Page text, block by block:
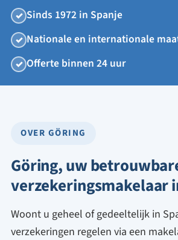
✓ Sinds 1972 in Spanje
✓ Nationale en internationale
✓ Offerte binnen 24 uur
OVER GÖRING
Göring, uw
verzekeringsmakelaar
Woont u geheel of gedeeltelijk in
verzekeringen regelen via een